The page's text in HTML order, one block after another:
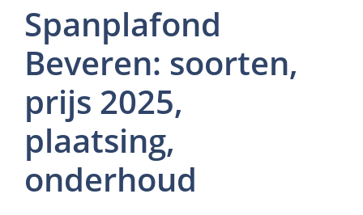
Spanplafond
Beveren: soorten,
prijs 2025,
plaatsing,
onderhoud